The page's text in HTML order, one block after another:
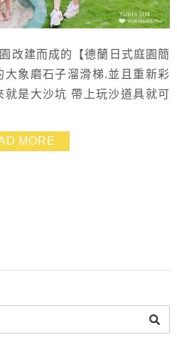
改建而成的【德蘭日式庭園簡
大象磨石子溜滑梯.並且重新彩
是大沙坑 帶上玩沙道具就可
一場吧!! 在戶外.不論是吹泡泡
足的笑開壞 比較小的孩子也
MORE